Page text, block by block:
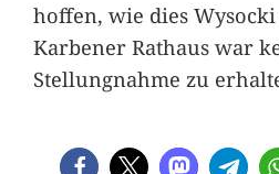
hoffen, wie dies
Karbener Rathaus war
Stellungnahme zu